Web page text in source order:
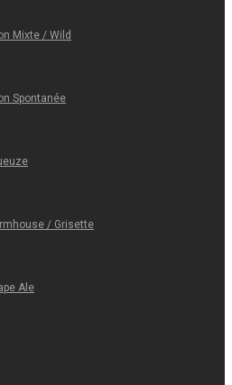
Mixte / Wild
Spontanée
/ Grisette
Ale